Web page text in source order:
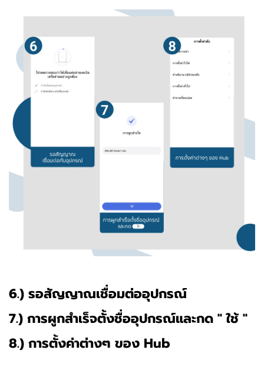
6.) รอสัญญาณเชื่อมต่ออุปกรณ์
7.) การผูกสำเร็จตั้งชื่ออุปกรณ์และกด " ใช้ "
8.) การตั้งค่าต่างๆ ของ Hub